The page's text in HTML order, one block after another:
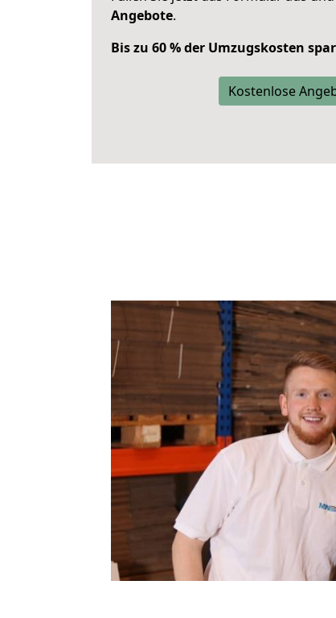
Angebote.
Bis zu 60 % der Umzugskosten
Kostenlose